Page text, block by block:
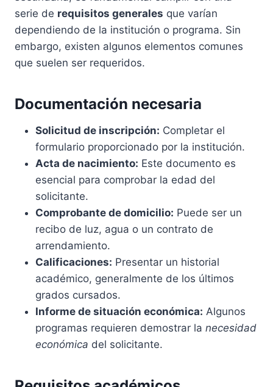
serie de requisitos generales que varían
dependiendo de la institución o programa. Sin
embargo, existen algunos elementos comunes
que suelen ser requeridos.
Documentación necesaria
Solicitud de inscripción: Completar el
formulario proporcionado por la institución.
Acta de nacimiento: Este documento es
esencial para comprobar la edad del
solicitante.
Comprobante de domicilio: Puede ser un
recibo de luz, agua o un contrato de
arrendamiento.
Calificaciones: Presentar un historial
académico, generalmente de los últimos
grados cursados.
Informe de situación económica: Algunos
programas requieren demostrar la necesidad
económica del solicitante.